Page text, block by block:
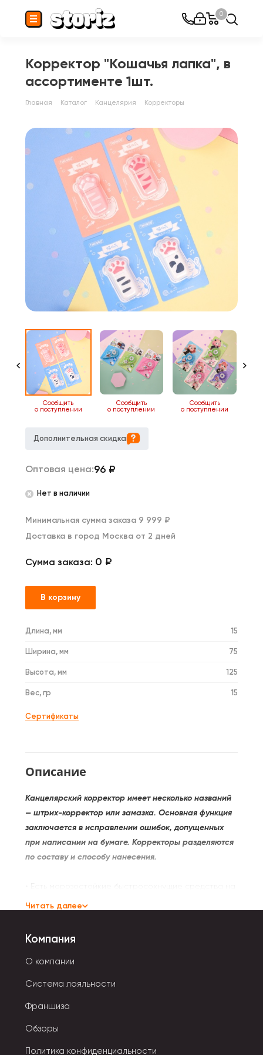
0
Корректор "Кошачья лапка", в
ассортименте 1шт.
Главная Каталог Канцелярия Корректоры
Сообщить
о поступлении
Сообщить
о поступлении
Сообщить
о поступлении
Дополнительная скидка
Оптовая цена:96 ₽
Нет в наличии
Минимальная сумма заказа 9 999 ₽
Доставка в город Москва от 2 дней
Сумма заказа: 0 ₽
В корзину
Длина, мм 15
Ширина, мм 75
Высота, мм 125
Вес, гр 15
Сертификаты
Описание
Канцелярский корректор имеет несколько названий
— штрих-корректор или замазка. Основная функция
заключается в исправлении ошибок, допущенных
при написании на бумаге. Корректоры разделяются
по составу и способу нанесения.
спиртовой основе. Корректор после нанесения на
флакона.
кроющую способность, сохнут медленно.
Совершенно не имеют запаха, при низких
• Масляные или эмульсионные штрихи объединили в
себе преимущества первых двух видов. Быстро
Читать далее
Компания
О компании
Система лояльности
Франшиза
Обзоры
Политика конфиденциальности